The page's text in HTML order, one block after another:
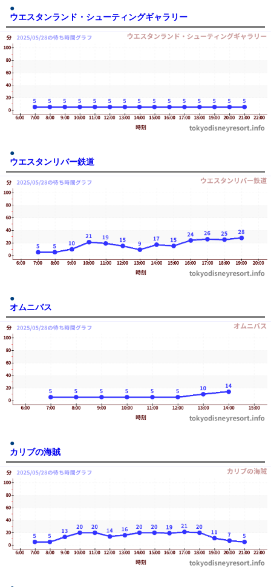
ウエスタンランド・シューティングギャラリー
ウエスタンリバー鉄道
オムニバス
カリブの海賊